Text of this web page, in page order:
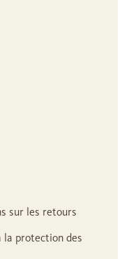
sur les retours
la protection des